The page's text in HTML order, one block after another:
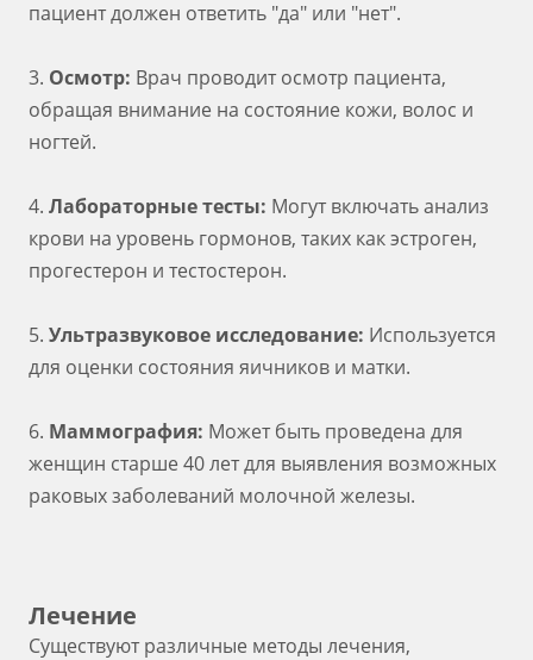
пациент должен ответить "да" или "нет".
3. Осмотр: Врач проводит осмотр пациента,
обращая внимание на состояние кожи, волос и
ногтей.
4. Лабораторные тесты: Могут включать анализ
крови на уровень гормонов, таких как эстроген,
прогестерон и тестостерон.
5. Ультразвуковое исследование: Используется
для оценки состояния яичников и матки.
6. Маммография: Может быть проведена для
женщин старше 40 лет для выявления возможных
раковых заболеваний молочной железы.
Лечение
Существуют различные методы лечения,